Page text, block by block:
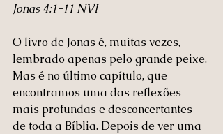
‭‭Jonas‬ ‭4‬:‭1‬-‭11‬ ‭NVI‬‬
O livro de Jonas é, muitas vezes,
lembrado apenas pelo grande peixe.
Mas é no último capítulo, que
encontramos uma das reflexões
mais profundas e desconcertantes
de toda a Bíblia. Depois de ver uma